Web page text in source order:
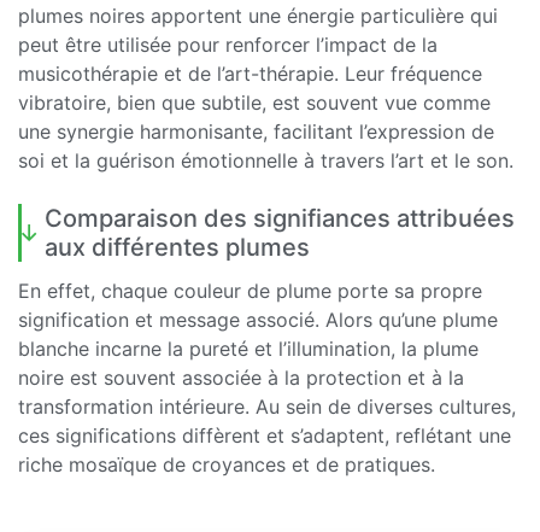
plumes noires apportent une énergie particulière qui
peut être utilisée pour renforcer l’impact de la
musicothérapie et de l’art-thérapie. Leur fréquence
vibratoire, bien que subtile, est souvent vue comme
une synergie harmonisante, facilitant l’expression de
soi et la guérison émotionnelle à travers l’art et le son.
Comparaison des signifiances attribuées
aux différentes plumes
En effet, chaque couleur de plume porte sa propre
signification et message associé. Alors qu’une plume
blanche incarne la pureté et l’illumination, la plume
noire est souvent associée à la protection et à la
transformation intérieure. Au sein de diverses cultures,
ces significations diffèrent et s’adaptent, reflétant une
riche mosaïque de croyances et de pratiques.